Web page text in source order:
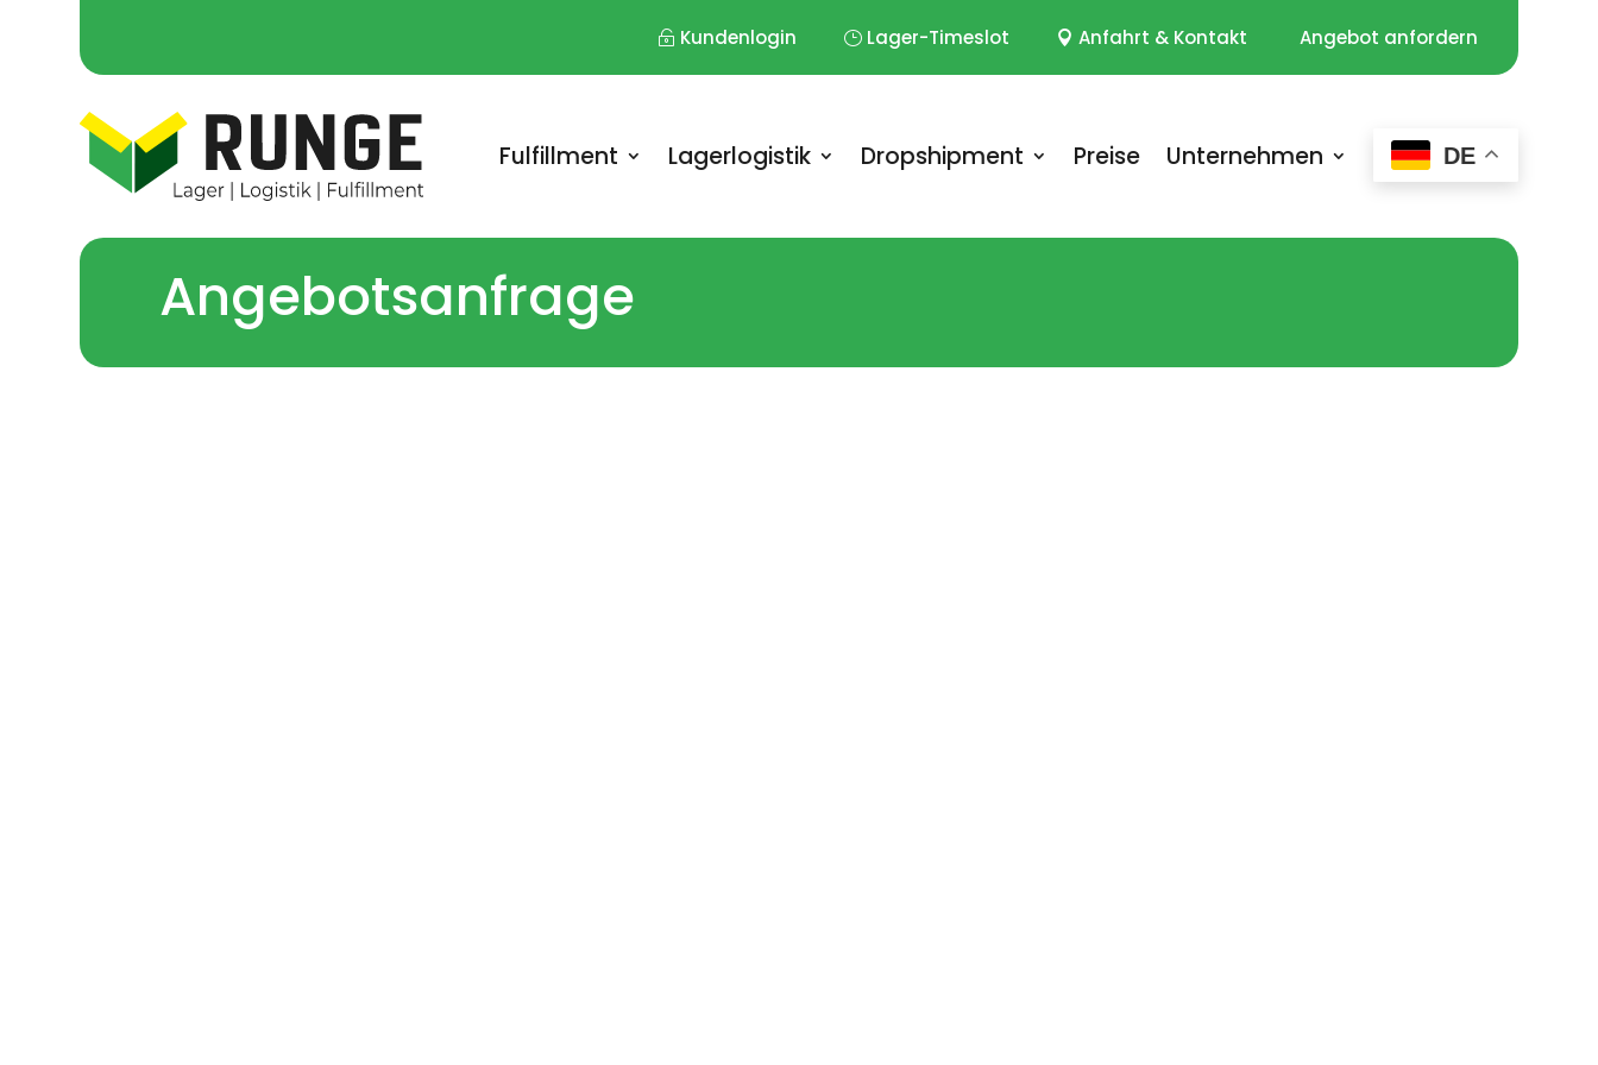
Kundenlogin Lager-Timeslot Anfahrt & Kontakt Angebot anfordern
Fulfillment Lagerlogistik Dropshipment Preise Unternehmen DE
Angebotsanfrage